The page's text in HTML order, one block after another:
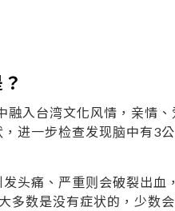
入台湾文化风情，亲情
进一步检查发现脑中有3
头痛、严重则会破裂出血
多数是没有症状的，少数